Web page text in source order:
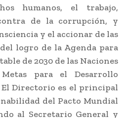
humanos, el trabajo,
de la corrupción, y
y el accionar de las
logro de la Agenda para
de 2030 de las Naciones
para el Desarrollo
El Directorio es el principal
del Pacto Mundial
al Secretario General y